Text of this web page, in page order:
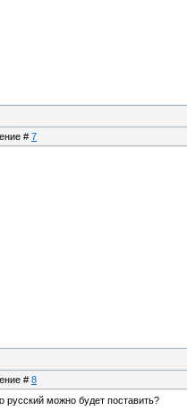
# 7
# 8
русский можно будет поставить?